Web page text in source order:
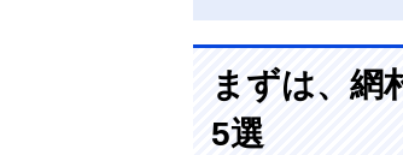
まずは、網
5選